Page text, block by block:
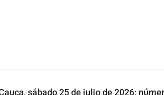
sábado 25 de julio de 2026: